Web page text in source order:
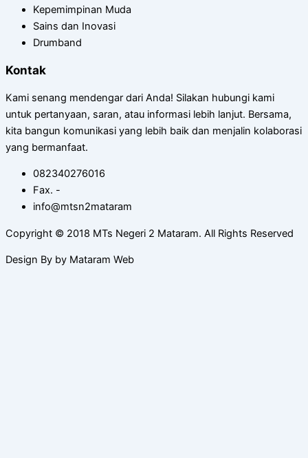
Kepemimpinan Muda
Sains dan Inovasi
Drumband
Kontak
Kami senang mendengar dari Anda! Silakan hubungi kami
untuk pertanyaan, saran, atau informasi lebih lanjut. Bersama,
kita bangun komunikasi yang lebih baik dan menjalin kolaborasi
yang bermanfaat.
082340276016
Fax. -
info@mtsn2mataram
Copyright © 2018 MTs Negeri 2 Mataram. All Rights Reserved
Design By by Mataram Web